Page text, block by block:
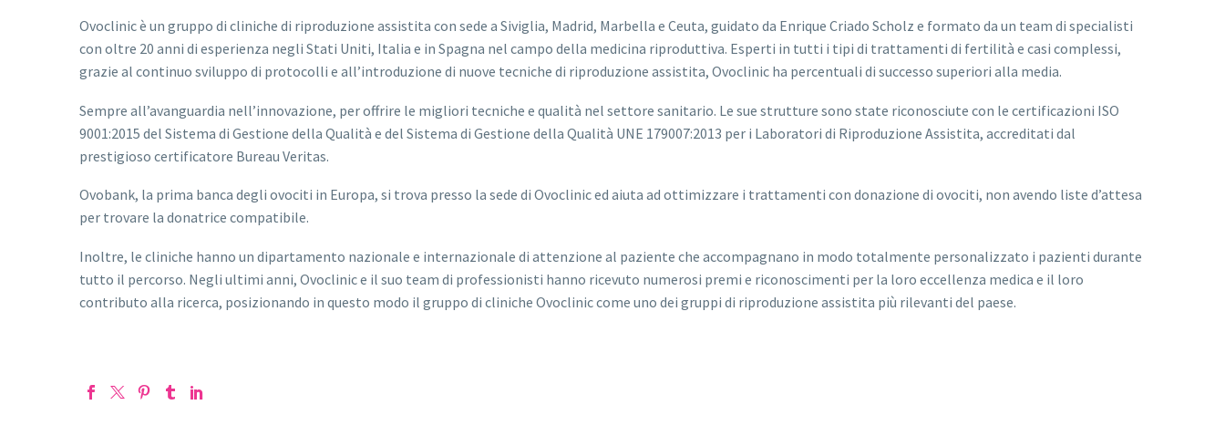
Ovoclinic è un gruppo di cliniche di riproduzione assistita con sede a Siviglia, Madrid, Marbella e Ceuta, guidato da Enrique Criado Scholz e formato da un team di specialisti
con oltre 20 anni di esperienza negli Stati Uniti, Italia e in Spagna nel campo della medicina riproduttiva. Esperti in tutti i tipi di trattamenti di fertilità e casi complessi,
grazie al continuo sviluppo di protocolli e all’introduzione di nuove tecniche di riproduzione assistita, Ovoclinic ha percentuali di successo superiori alla media.
Sempre all’avanguardia nell’innovazione, per offrire le migliori tecniche e qualità nel settore sanitario. Le sue strutture sono state riconosciute con le certificazioni ISO
9001:2015 del Sistema di Gestione della Qualità e del Sistema di Gestione della Qualità UNE 179007:2013 per i Laboratori di Riproduzione Assistita, accreditati dal
prestigioso certificatore Bureau Veritas.
Ovobank, la prima banca degli ovociti in Europa, si trova presso la sede di Ovoclinic ed aiuta ad ottimizzare i trattamenti con donazione di ovociti, non avendo liste d’attesa
per trovare la donatrice compatibile.
Inoltre, le cliniche hanno un dipartamento nazionale e internazionale di attenzione al paziente che accompagnano in modo totalmente personalizzato i pazienti durante
tutto il percorso. Negli ultimi anni, Ovoclinic e il suo team di professionisti hanno ricevuto numerosi premi e riconoscimenti per la loro eccellenza medica e il loro
contributo alla ricerca, posizionando in questo modo il gruppo di cliniche Ovoclinic come uno dei gruppi di riproduzione assistita più rilevanti del paese.